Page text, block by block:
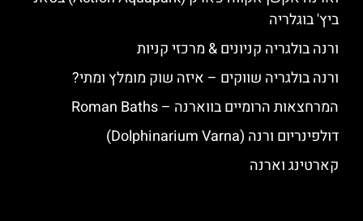
ביץ' בוגלריה
ורנה בולגריה קניונים & מרכזי קניות
ורנה בולגריה שווקים – איזה שוק מומלץ ומתי?
המרחצאות הרומיים בווארנה – Roman Baths
דולפינריום ורנה (Dolphinarium Varna)
קארטינג וארנה